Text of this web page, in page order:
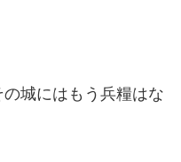
城にはもう兵糧はな